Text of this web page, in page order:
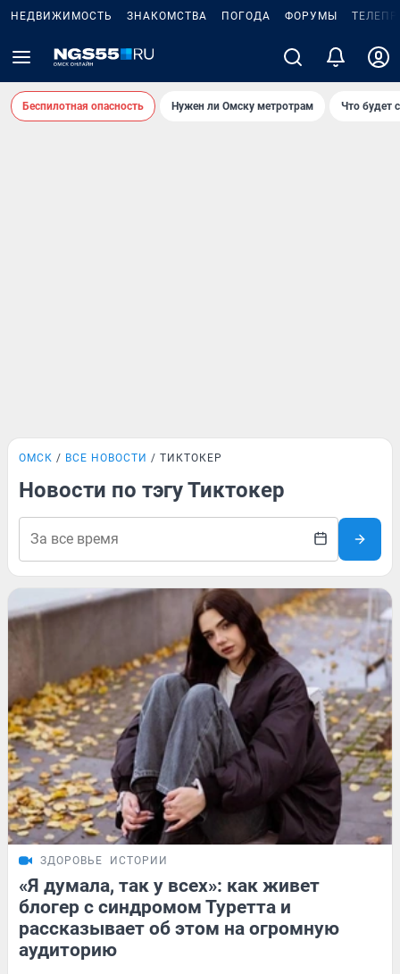
НЕДВИЖИМОСТЬ ЗНАКОМСТВА ПОГОДА ФОРУМЫ
Беспилотная опасность Нужен ли Омску метротрам Что будет
ОМСК ВСЕ НОВОСТИ ТИКТОКЕР
Новости по тэгу Тиктокер
ЗДОРОВЬЕ ИСТОРИИ
«Я думала, так у всех»: как живет
блогер с синдромом Туретта и
рассказывает об этом на огромную
аудиторию